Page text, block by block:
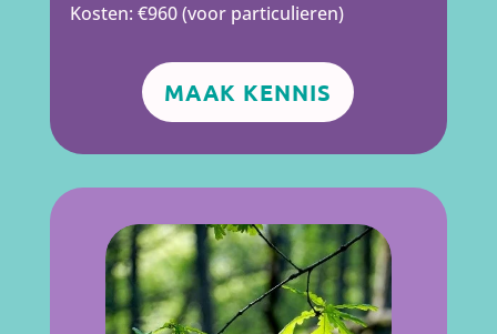
Kosten: €960 (voor particulieren)
MAAK KENNIS